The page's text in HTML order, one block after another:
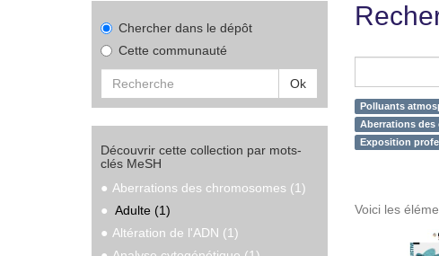
Chercher dans le dépôt
Cette communauté
Ok
Découvrir cette collection par mots-
clés MeSH
Aberrations des chromosomes (1)
Adulte (1)
Altération de l'ADN (1)
Polluants
Aberrations des
Exposition
Voici les